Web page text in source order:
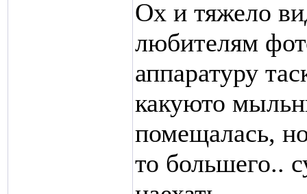
Ох и тяжело
любителям
аппаратуру
какуюто
помещалась,
то большего..